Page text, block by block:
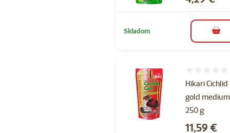
Skladom do
Hikari Cichlid
gold medium
250 g
Cena
11,59 €